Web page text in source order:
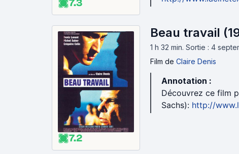
7.3
7.2
Beau travail
1 h 32 min. Sortie : 4
Film de Claire Denis
Annotation :
Découvrez ce film
Sachs): http://